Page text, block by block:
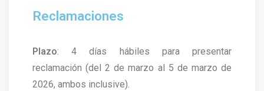
Reclamaciones
Plazo: 4 días hábiles para presentar
reclamación (del 2 de marzo al 5 de marzo de
2026, ambos inclusive).